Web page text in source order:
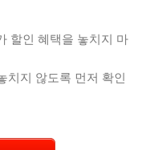
할인 혜택을 놓치지 마
치지 않도록 먼저 확인